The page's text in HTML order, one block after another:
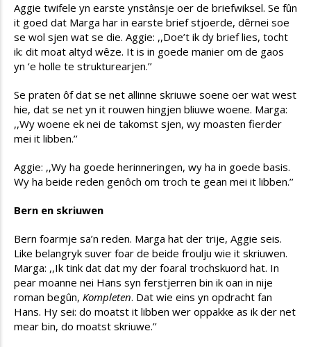
Aggie twifele yn earste ynstânsje oer de briefwiksel. Se fûn
it goed dat Marga har in earste brief stjoerde, dêrnei soe
se wol sjen wat se die. Aggie: ,,Doe’t ik dy brief lies, tocht
ik: dit moat altyd wêze. It is in goede manier om de gaos
yn ‘e holle te strukturearjen.’’
Se praten ôf dat se net allinne skriuwe soene oer wat west
hie, dat se net yn it rouwen hingjen bliuwe woene. Marga:
,,Wy woene ek nei de takomst sjen, wy moasten fierder
mei it libben.’’
Aggie: ,,Wy ha goede herinneringen, wy ha in goede basis.
Wy ha beide reden genôch om troch te gean mei it libben.’’
Bern en skriuwen
Bern foarmje sa’n reden. Marga hat der trije, Aggie seis.
Like belangryk suver foar de beide froulju wie it skriuwen.
Marga: ,,Ik tink dat dat my der foaral trochskuord hat. In
pear moanne nei Hans syn ferstjerren bin ik oan in nije
roman begûn, Kompleten. Dat wie eins yn opdracht fan
Hans. Hy sei: do moatst it libben wer oppakke as ik der net
mear bin, do moatst skriuwe.’’